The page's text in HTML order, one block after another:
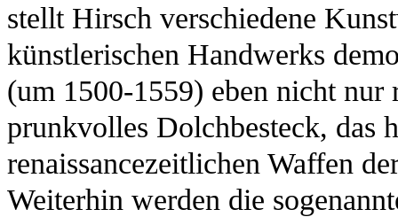
stellt Hirsch verschiedene
künstlerischen Handwerks
(um 1500-1559) eben nicht
prunkvolles Dolchbesteck, das
renaissancezeitlichen Waffen
Weiterhin werden die